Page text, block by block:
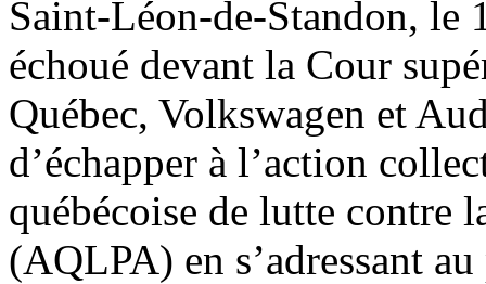
Saint-Léon-de-Standon, le
échoué devant la Cour
Québec, Volkswagen et
d’échapper à l’action
québécoise de lutte contre
(AQLPA) en s’adressant